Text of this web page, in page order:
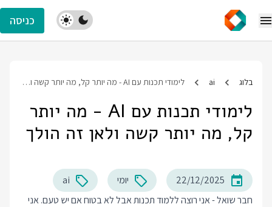
כניסה
בלוג ai לימודי תכנות עם AI - מה יותר קל, מה יותר קשה ולאן זה הולך
לימודי תכנות עם AI - מה יותר
קל, מה יותר קשה ולאן זה הולך
22/12/2025 יומי
ai
חבר שואל - אני רוצה ללמוד תכנות אבל לא בטוח אם יש טעם. אני